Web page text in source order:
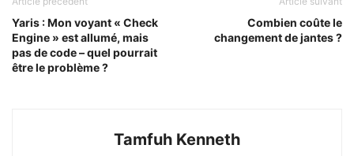
Yaris : Mon voyant « Check
Engine » est allumé, mais
pas de code – quel pourrait
être le problème ?
Combien coûte le
changement de jantes ?
Tamfuh Kenneth